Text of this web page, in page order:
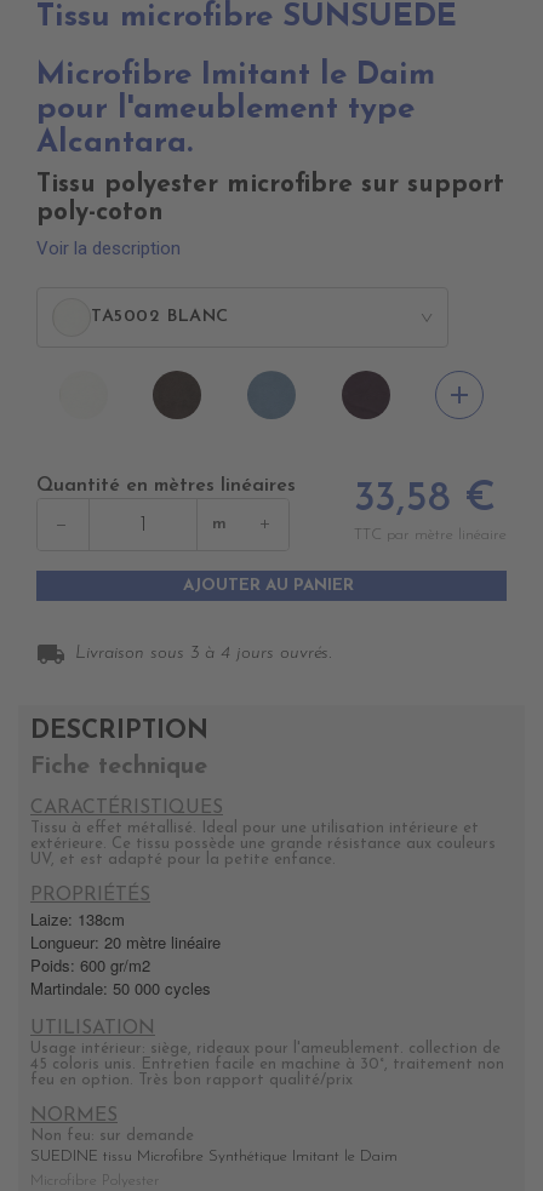
Tissu microfibre SUNSUEDE
Microfibre Imitant le Daim
pour l'ameublement type
Alcantara.
Tissu polyester microfibre sur support
poly-coton
Voir la description
TA5002 BLANC >
TA5002
BLANC
TA5005
CACHOU
TA5039
CHARRON
TA5048
AUBERGINE
add
Quantité en mètres linéaires
− m +
33,58 €
TTC par mètre linéaire
AJOUTER AU PANIER
local_shipping Livraison sous 3 à 4 jours ouvrés.
DESCRIPTION
Fiche technique
CARACTÉRISTIQUES
Tissu à effet métallisé. Ideal pour une utilisation intérieure et
extérieure. Ce tissu possède une grande résistance aux couleurs
UV, et est adapté pour la petite enfance.
PROPRIÉTÉS
Laize: 138cm
Longueur: 20 mètre linéaire
Poids: 600 gr/m2
Martindale: 50 000 cycles
UTILISATION
Usage intérieur: siège, rideaux pour l'ameublement. collection de
45 coloris unis. Entretien facile en machine à 30°, traitement non
feu en option. Très bon rapport qualité/prix
NORMES
Non feu: sur demande
SUEDINE tissu Microfibre Synthétique Imitant le Daim
Microfibre Polyester